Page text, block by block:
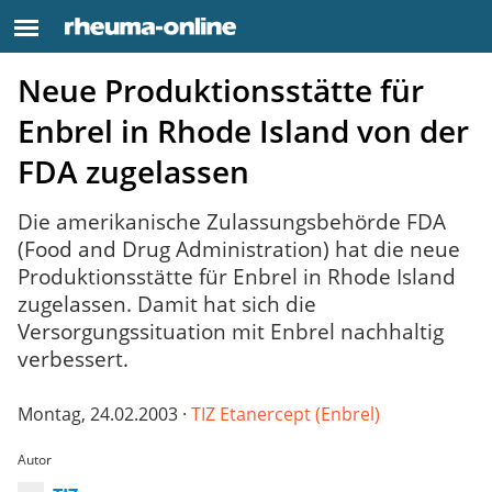
Neue Produktionsstätte für
Enbrel in Rhode Island von der
FDA zugelassen
Die amerikanische Zulassungsbehörde FDA
(Food and Drug Administration) hat die neue
Produktionsstätte für Enbrel in Rhode Island
zugelassen. Damit hat sich die
Versorgungssituation mit Enbrel nachhaltig
verbessert.
Montag, 24.02.2003 · TIZ Etanercept (Enbrel)
Autor